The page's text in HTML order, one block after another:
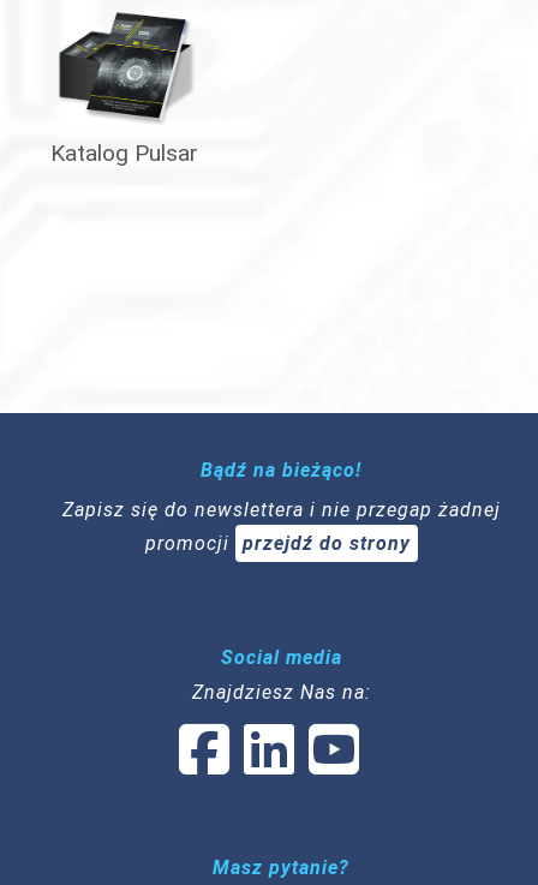
Katalog Pulsar
Bądź na bieżąco!
Zapisz się do newslettera i nie przegap żadnej
promocji
przejdź do strony
Social media
Znajdziesz Nas na:
Masz pytanie?